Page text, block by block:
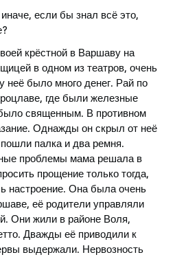
если бы знал всё это,
крёстной в Варшаву на
в одном из театров, очень
неё было много денег. Рай по
где были железные
священным. В противном
Однажды он скрыл от неё
палка и два ремня.
проблемы мама решала в
прощение только тогда,
настроение. Она была очень
её родители управляли
Они жили в районе Воля,
Дважды её приводили к
выдержали. Нервозность